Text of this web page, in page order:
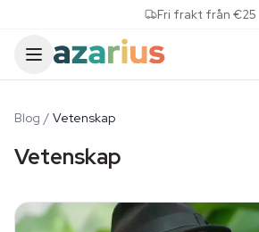
Fri frakt från €25
Blog / Vetenskap
Vetenskap